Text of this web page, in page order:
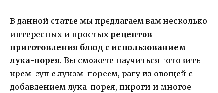
В данной статье мы предлагаем вам несколько
интересных и простых рецептов
приготовления блюд с использованием
лука-порея. Вы сможете научиться готовить
крем-суп с луком-пореем, рагу из овощей с
добавлением лука-порея, пироги и многое